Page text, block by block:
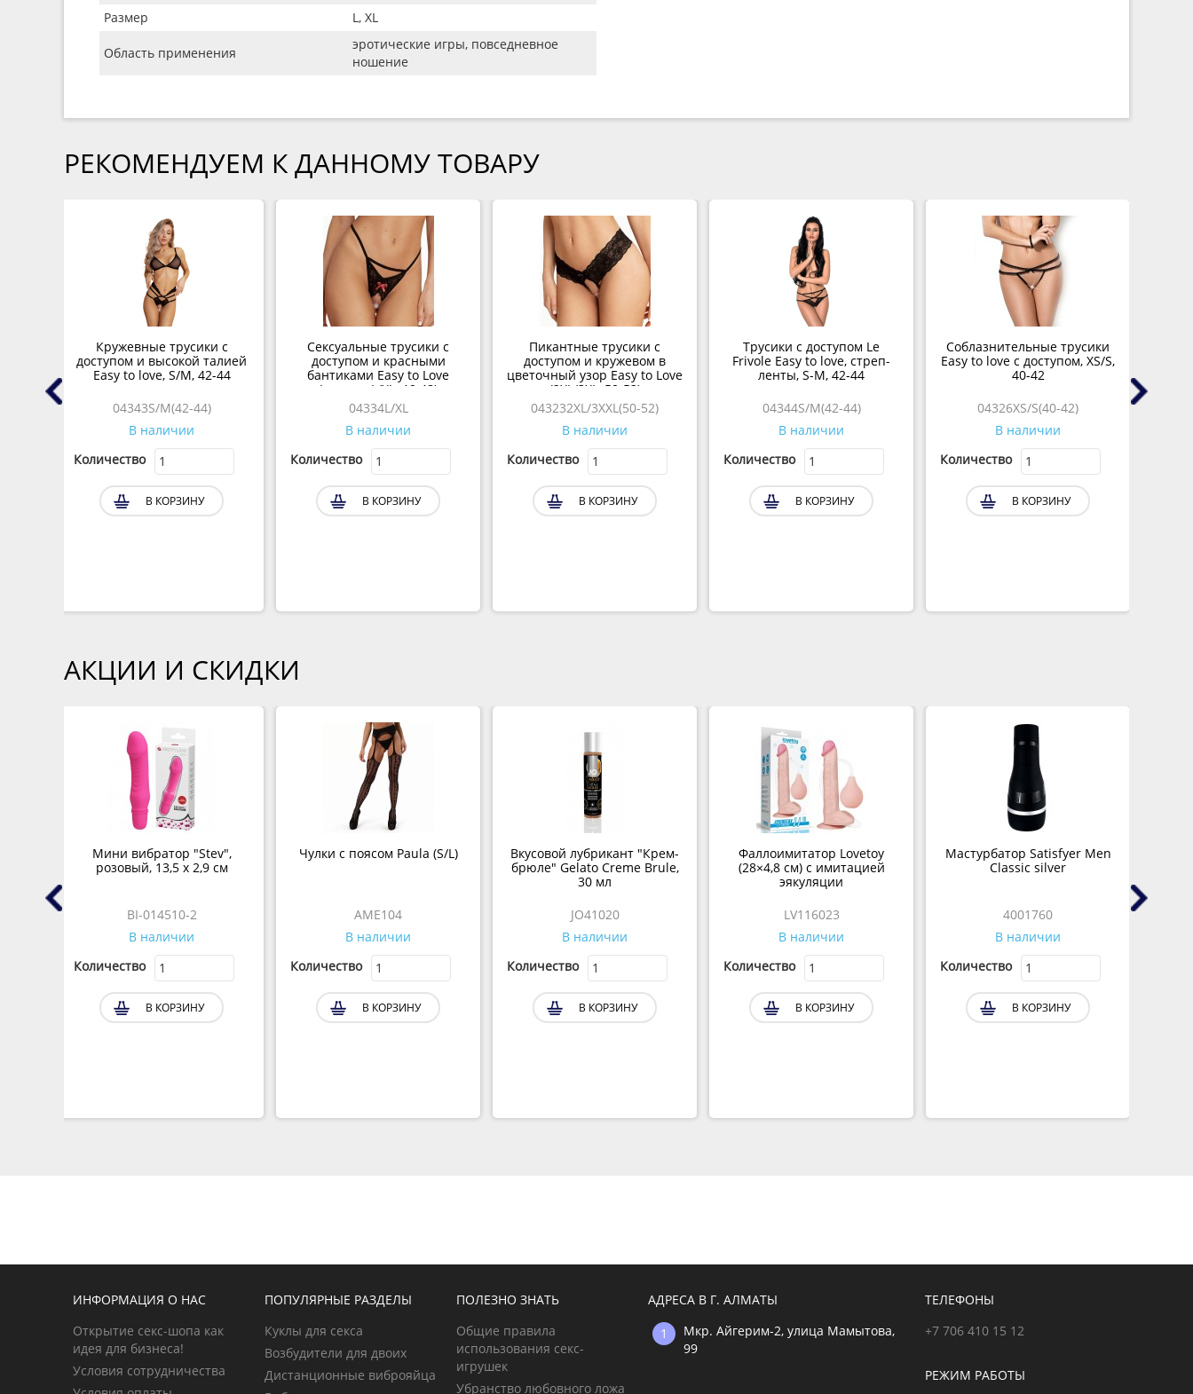
Размер
L, XL
Область применения
эротические игры, повседневное
ношение
РЕКОМЕНДУЕМ К ДАННОМУ ТОВАРУ
Кружевные трусики с
доступом и высокой талией
Easy to love, S/M, 42-44
04343S/M(42-44)
В наличии
Количество
В КОРЗИНУ
Сексуальные трусики с
доступом и красными
бантиками Easy to Love
(размер L/XL, 46-48)
04334L/XL
В наличии
Количество
В КОРЗИНУ
Пикантные трусики с
доступом и кружевом в
цветочный узор Easy to Love
(2XL/3XL, 50-52)
043232XL/3XXL(50-52)
В наличии
Количество
В КОРЗИНУ
Трусики с доступом Le
Frivole Easy to love, стреп-
ленты, S-M, 42-44
04344S/M(42-44)
В наличии
Количество
В КОРЗИНУ
Соблазнительные трусики
Easy to love с доступом, XS/S,
40-42
04326XS/S(40-42)
В наличии
Количество
В КОРЗИНУ
АКЦИИ И СКИДКИ
Мини вибратор "Stev",
розовый, 13,5 x 2,9 см
BI-014510-2
В наличии
Количество
В КОРЗИНУ
Чулки с поясом Paula (S/L)
AME104
В наличии
Количество
В КОРЗИНУ
Вкусовой лубрикант "Крем-
брюле" Gelato Creme Brule,
30 мл
JO41020
В наличии
Количество
В КОРЗИНУ
Фаллоимитатор Lovetoy
(28×4,8 см) с имитацией
эякуляции
LV116023
В наличии
Количество
В КОРЗИНУ
Мастурбатор Satisfyer Men
Classic silver
4001760
В наличии
Количество
В КОРЗИНУ
ИНФОРМАЦИЯ О НАС
Открытие секс-шопа как
идея для бизнеса!
Условия сотрудничества
ПОПУЛЯРНЫЕ РАЗДЕЛЫ
Куклы для секса
Возбудители для двоих
Дистанционные виброяйца
ПОЛЕЗНО ЗНАТЬ
Общие правила
использования секс-
игрушек
Убранство любовного ложа
АДРЕСА В Г. АЛМАТЫ
Мкр. Айгерим-2, улица Мамытова,
99
ТЕЛЕФОНЫ
+7 706 410 15 12
РЕЖИМ РАБОТЫ